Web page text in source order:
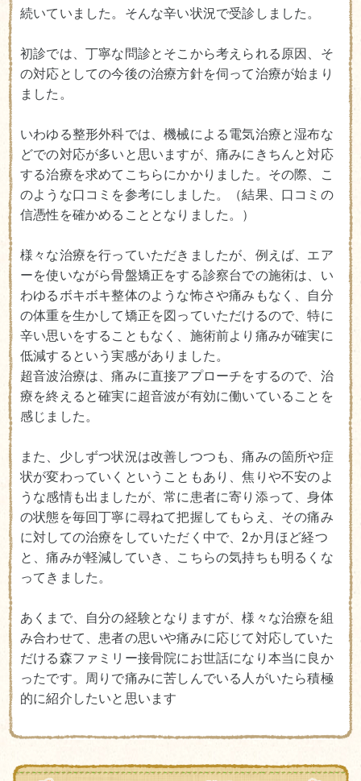
続いていました。そんな辛い状況で受診しました。
初診では、丁寧な問診とそこから考えられる原因、そ
の対応としての今後の治療方針を伺って治療が始まり
ました。
いわゆる整形外科では、機械による電気治療と湿布な
どでの対応が多いと思いますが、痛みにきちんと対応
する治療を求めてこちらにかかりました。その際、こ
のような口コミを参考にしました。（結果、口コミの
信憑性を確かめることとなりました。）
様々な治療を行っていただきましたが、例えば、エア
ーを使いながら骨盤矯正をする診察台での施術は、い
わゆるボキボキ整体のような怖さや痛みもなく、自分
の体重を生かして矯正を図っていただけるので、特に
辛い思いをすることもなく、施術前より痛みが確実に
低減するという実感がありました。
超音波治療は、痛みに直接アプローチをするので、治
療を終えると確実に超音波が有効に働いていることを
感じました。
また、少しずつ状況は改善しつつも、痛みの箇所や症
状が変わっていくということもあり、焦りや不安のよ
うな感情も出ましたが、常に患者に寄り添って、身体
の状態を毎回丁寧に尋ねて把握してもらえ、その痛み
に対しての治療をしていただく中で、2か月ほど経つ
と、痛みが軽減していき、こちらの気持ちも明るくな
ってきました。
あくまで、自分の経験となりますが、様々な治療を組
み合わせて、患者の思いや痛みに応じて対応していた
だける森ファミリー接骨院にお世話になり本当に良か
ったです。周りで痛みに苦しんでいる人がいたら積極
的に紹介したいと思います